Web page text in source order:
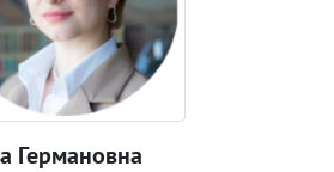
Германовна